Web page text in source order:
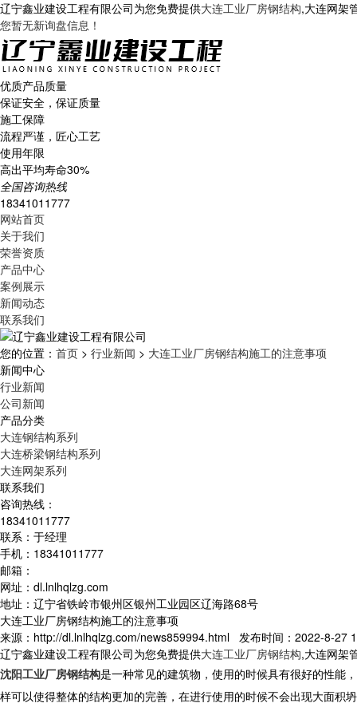
辽宁鑫业建设工程有限公司为您免费提供大连工业厂房钢结构,大连网架
您暂无新询盘信息！
优质产品质量
保证安全，保证质量
施工保障
流程严谨，匠心工艺
使用年限
高出平均寿命30%
全国咨询热线
18341011777
网站首页
关于我们
荣誉资质
产品中心
案例展示
新闻动态
联系我们
您的位置： 首页 > 行业新闻 > 大连工业厂房钢结构施工的注意事项
新闻中心
行业新闻
公司新闻
产品分类
大连钢结构系列
大连桥梁钢结构系列
大连网架系列
联系我们
咨询热线：
18341011777
联系：于经理
手机：18341011777
邮箱：
网址：dl.lnlhqlzg.com
地址：辽宁省铁岭市银州区银州工业园区辽海路68号
大连工业厂房钢结构施工的注意事项
来源：http://dl.lnlhqlzg.com/news859994.html 发布时间：2022-8-27
辽宁鑫业建设工程有限公司为您免费提供大连工业厂房钢结构,大连网架
沈阳工业厂房钢结构是一种常见的建筑物，使用的时候具有很好的性能
样可以使得整体的结构更加的完善，在进行使用的时候不会出现大面积